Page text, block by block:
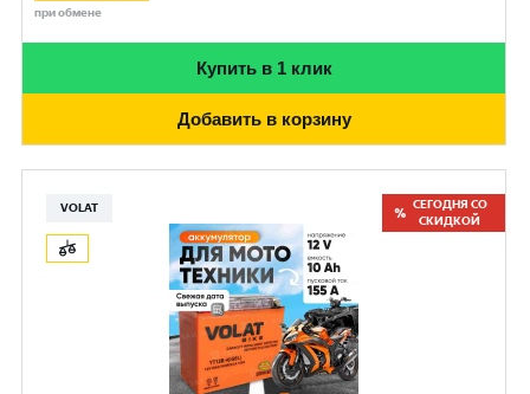
при обмене
Купить в 1 клик
Добавить в корзину
VOLAT
СЕГОДНЯ СО
СКИДКОЙ